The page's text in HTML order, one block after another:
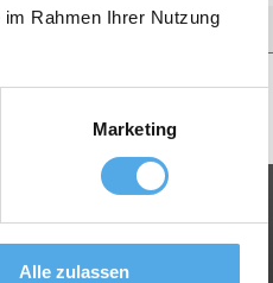
Rahmen Ihrer Nutzung
Marketing
Alle zulassen